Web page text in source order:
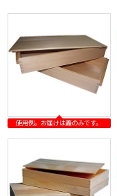
使用例。お届けは蓋のみです。